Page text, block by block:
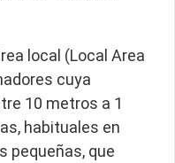
local (Local Area
cuya
10 metros a 1
habituales en
pequeñas, que